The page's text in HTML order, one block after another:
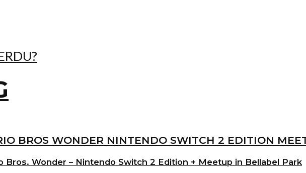
Bros. Wonder – Nintendo Switch 2 Edition + Meetup in Bellabel Park